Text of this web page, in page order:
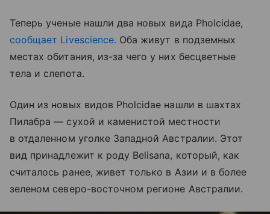
Теперь ученые нашли два новых вида Pholcidae,
сообщает Livescience. Оба живут в подземных
местах обитания, из-за чего у них бесцветные
тела и слепота.
Один из новых видов Pholcidae нашли в шахтах
Пилабра — сухой и каменистой местности
в отдаленном уголке Западной Австралии. Этот
вид принадлежит к роду Belisana, который, как
считалось ранее, живет только в Азии и в более
зеленом северо-восточном регионе Австралии.